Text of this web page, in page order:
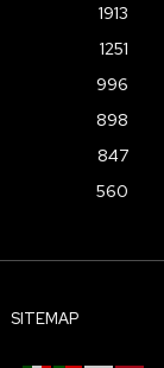
1913
1251
996
898
847
560
SITEMAP